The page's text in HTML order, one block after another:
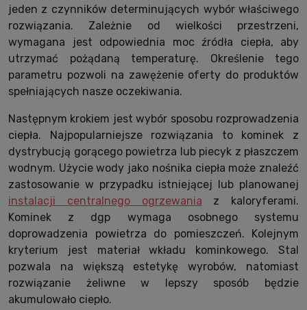
jeden z czynników determinujących wybór właściwego
rozwiązania. Zależnie od wielkości przestrzeni,
wymagana jest odpowiednia moc źródła ciepła, aby
utrzymać pożądaną temperaturę. Określenie tego
parametru pozwoli na zawężenie oferty do produktów
spełniających nasze oczekiwania.
Następnym krokiem jest wybór sposobu rozprowadzenia
ciepła. Najpopularniejsze rozwiązania to kominek z
dystrybucją gorącego powietrza lub piecyk z płaszczem
wodnym. Użycie wody jako nośnika ciepła może znaleźć
zastosowanie w przypadku istniejącej lub planowanej
instalacji centralnego ogrzewania z kaloryferami.
Kominek z dgp wymaga osobnego systemu
doprowadzenia powietrza do pomieszczeń. Kolejnym
kryterium jest materiał wkładu kominkowego. Stal
pozwala na większą estetykę wyrobów, natomiast
rozwiązanie żeliwne w lepszy sposób będzie
akumulowało ciepło.